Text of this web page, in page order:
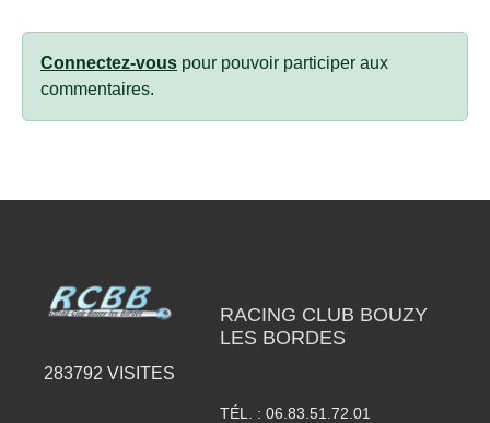
Connectez-vous pour pouvoir participer aux
commentaires.
283792 VISITES
RACING CLUB BOUZY
LES BORDES
TÉL. : 06.83.51.72.01